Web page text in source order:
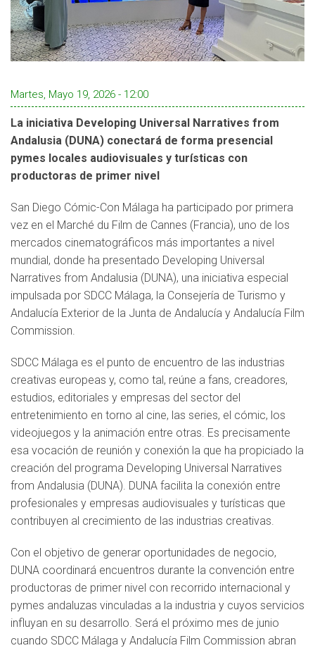
Martes, Mayo 19, 2026 - 12:00
La iniciativa Developing Universal Narratives from
Andalusia (DUNA) conectará de forma presencial
pymes locales audiovisuales y turísticas con
productoras de primer nivel
San Diego Cómic-Con Málaga ha participado por primera
vez en el Marché du Film de Cannes (Francia), uno de los
mercados cinematográficos más importantes a nivel
mundial, donde ha presentado Developing Universal
Narratives from Andalusia (DUNA), una iniciativa especial
impulsada por SDCC Málaga, la Consejería de Turismo y
Andalucía Exterior de la Junta de Andalucía y Andalucía Film
Commission.
SDCC Málaga es el punto de encuentro de las industrias
creativas europeas y, como tal, reúne a fans, creadores,
estudios, editoriales y empresas del sector del
entretenimiento en torno al cine, las series, el cómic, los
videojuegos y la animación entre otras. Es precisamente
esa vocación de reunión y conexión la que ha propiciado la
creación del programa Developing Universal Narratives
from Andalusia (DUNA). DUNA facilita la conexión entre
profesionales y empresas audiovisuales y turísticas que
contribuyen al crecimiento de las industrias creativas.
Con el objetivo de generar oportunidades de negocio,
DUNA coordinará encuentros durante la convención entre
productoras de primer nivel con recorrido internacional y
pymes andaluzas vinculadas a la industria y cuyos servicios
influyan en su desarrollo. Será el próximo mes de junio
cuando SDCC Málaga y Andalucía Film Commission abran